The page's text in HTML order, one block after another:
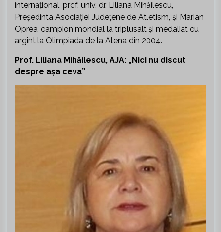
internațional, prof. univ. dr. Liliana Mihăilescu,
Președinta Asociației Județene de Atletism, și Marian
Oprea, campion mondial la triplusalt și medaliat cu
argint la Olimpiada de la Atena din 2004.
Prof. Liliana Mihăilescu, AJA: „Nici nu discut
despre așa ceva”